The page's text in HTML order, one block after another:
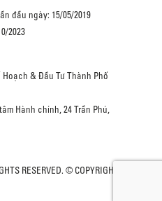
đầu ngày: 15/05/2019
2023
Hoạch & Đầu Tư Thành Phố
Hành chính, 24 Trần Phú,
RESERVED. © COPYRIGHT